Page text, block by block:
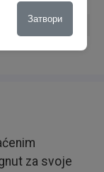
za svoje
Затвори